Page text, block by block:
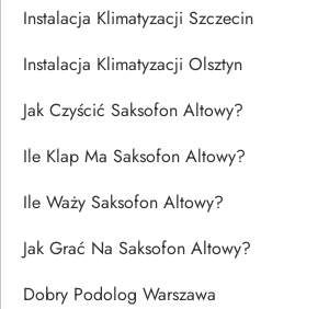
Instalacja Klimatyzacji Szczecin
Instalacja Klimatyzacji Olsztyn
Jak Czyścić Saksofon Altowy?
Ile Klap Ma Saksofon Altowy?
Ile Waży Saksofon Altowy?
Jak Grać Na Saksofon Altowy?
Dobry Podolog Warszawa